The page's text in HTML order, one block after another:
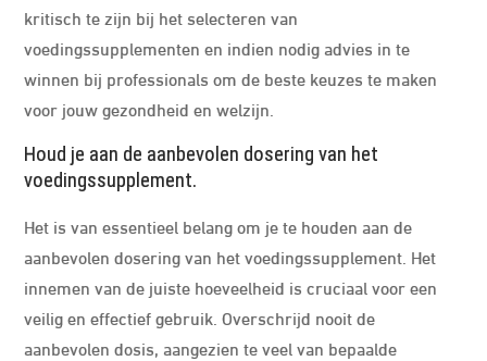
kritisch te zijn bij het selecteren van
voedingssupplementen en indien nodig advies in te
winnen bij professionals om de beste keuzes te maken
voor jouw gezondheid en welzijn.
Houd je aan de aanbevolen dosering van het
voedingssupplement.
Het is van essentieel belang om je te houden aan de
aanbevolen dosering van het voedingssupplement. Het
innemen van de juiste hoeveelheid is cruciaal voor een
veilig en effectief gebruik. Overschrijd nooit de
aanbevolen dosis, aangezien te veel van bepaalde